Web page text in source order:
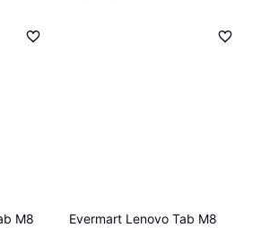
M8
Evermart Lenovo Tab M8